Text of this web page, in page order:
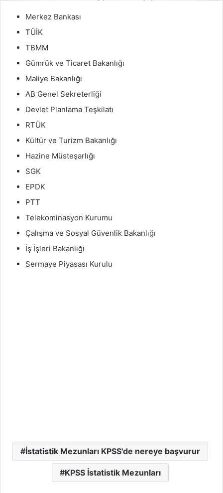
Merkez Bankası
TÜİK
TBMM
Gümrük ve Ticaret Bakanlığı
Maliye Bakanlığı
AB Genel Sekreterliği
Devlet Planlama Teşkilatı
RTÜK
Kültür ve Turizm Bakanlığı
Hazine Müsteşarlığı
SGK
EPDK
PTT
Telekominasyon Kurumu
Çalışma ve Sosyal Güvenlik Bakanlığı
İş İşleri Bakanlığı
Sermaye Piyasası Kurulu
İstatistik Mezunları KPSS'de nereye başvurur
KPSS İstatistik Mezunları